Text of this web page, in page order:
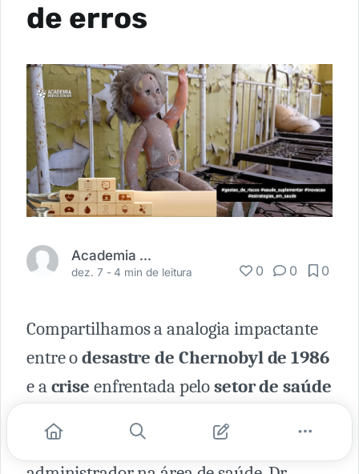
de erros
Academia Médica
dez. 7 -4 min de leitura 0 0 0
Compartilhamos a analogia impactante
entre odesastre de Chernobyl de 1986
e acrise enfrentada pelosetor de saúde
proposta pelo médico, também